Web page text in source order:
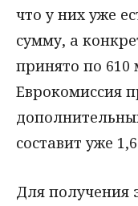
что у них уже
сумму, а
принято по
Еврокомиссия
составит уже
Для получения